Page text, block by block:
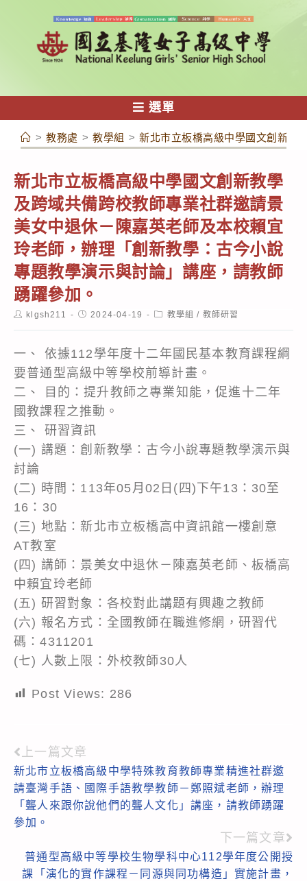
容
選單
> 教務處 > 教學組 > 新北市立板橋高級中學國文創新教
新北市立板橋高級中學國文創新教學
及跨域共備跨校教師專業社群邀請景
美女中退休－陳嘉英老師及本校賴宜
玲老師，辦理「創新教學：古今小說
專題教學演示與討論」講座，請教師
踴躍參加。
Postklgsh211
Post2024-04-19
Post教學組 / 教師研習
一、 依據112學年度十二年國民基本教育課程綱
要普通型高級中等學校前導計畫。
二、 目的：提升教師之專業知能，促進十二年
國教課程之推動。
三、 研習資訊
(一) 講題：創新教學：古今小說專題教學演示與
討論
(二) 時間：113年05月02日(四)下午13：30至
16：30
(三) 地點：新北市立板橋高中資訊館一樓創意
AT教室
(四) 講師：景美女中退休－陳嘉英老師、板橋高
中賴宜玲老師
(五) 研習對象：各校對此講題有興趣之教師
(六) 報名方式：全國教師在職進修網，研習代
碼：4311201
(七) 人數上限：外校教師30人
Post Views: 286
Read
more
articles
上一篇文章
新北市立板橋高級中學特殊教育教師專業精進社群邀
請臺灣手語、國際手語教學教師－鄭照斌老師，辦理
「聾人來跟你說他們的聾人文化」講座，請教師踴躍
參加。
下一篇文章
普通型高級中等學校生物學科中心112學年度公開授
課「演化的實作課程－同源與同功構造」實施計畫，